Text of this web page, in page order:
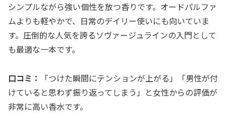
シンプルながら強い個性を放つ香りです。オードパルファ
ムよりも軽やかで、日常のデイリー使いにも向いていま
す。圧倒的な人気を誇るソヴァージュラインの入門として
も最適な一本です。
口コミ：
「つけた瞬間にテンションが上がる」「男性が付
けていると思わず振り返ってしまう」と女性からの評価が
非常に高い香水です。